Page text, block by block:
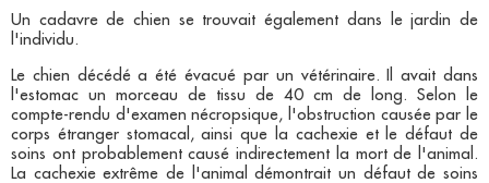
Un cadavre de chien se trouvait également dans le jardin de
l'individu.
Le chien décédé a été évacué par un vétérinaire. Il avait dans
l'estomac un morceau de tissu de 40 cm de long. Selon le
compte-rendu d'examen nécropsique, l'obstruction causée par le
corps étranger stomacal, ainsi que la cachexie et le défaut de
soins ont probablement causé indirectement la mort de l'animal.
La cachexie extrême de l'animal démontrait un défaut de soins